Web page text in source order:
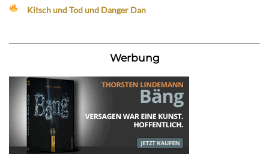
Kitsch und Tod und Danger Dan
Werbung